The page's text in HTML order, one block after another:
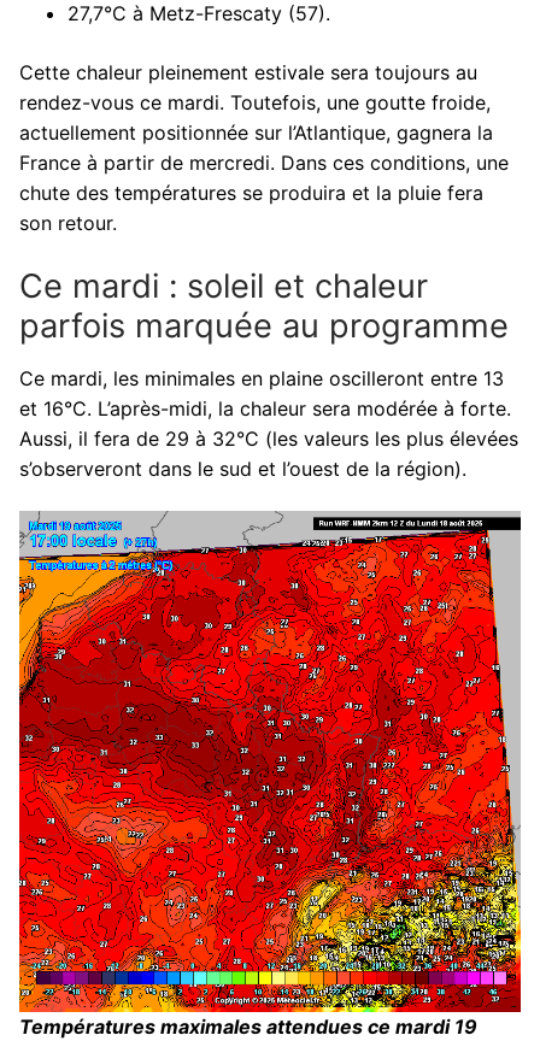
27,7°C à Metz-Frescaty (57).
Cette chaleur pleinement estivale sera toujours au
rendez-vous ce mardi. Toutefois, une goutte froide,
actuellement positionnée sur l’Atlantique, gagnera la
France à partir de mercredi. Dans ces conditions, une
chute des températures se produira et la pluie fera
son retour.
Ce mardi : soleil et chaleur
parfois marquée au programme
Ce mardi, les minimales en plaine oscilleront entre 13
et 16°C. L’après-midi, la chaleur sera modérée à forte.
Aussi, il fera de 29 à 32°C (les valeurs les plus élevées
s’observeront dans le sud et l’ouest de la région).
Températures maximales attendues ce mardi 19